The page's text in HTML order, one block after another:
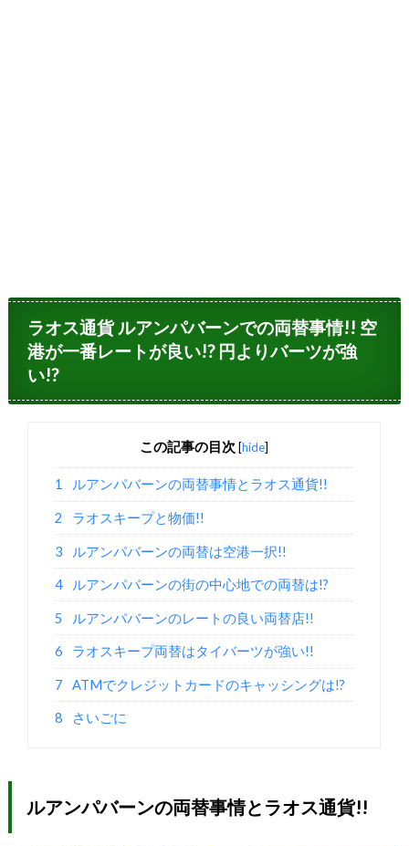
ラオス通貨 ルアンパバーンでの両替事情!! 空
港が一番レートが良い!? 円よりバーツが強
い!?
この記事の目次 [hide]
1 ルアンパバーンの両替事情とラオス通貨!!
2 ラオスキープと物価!!
3 ルアンパバーンの両替は空港一択!!
4 ルアンパバーンの街の中心地での両替は!?
5 ルアンパバーンのレートの良い両替店!!
6 ラオスキープ両替はタイバーツが強い!!
7 ATMでクレジットカードのキャッシングは!?
8 さいごに
ルアンパバーンの両替事情とラオス通貨!!